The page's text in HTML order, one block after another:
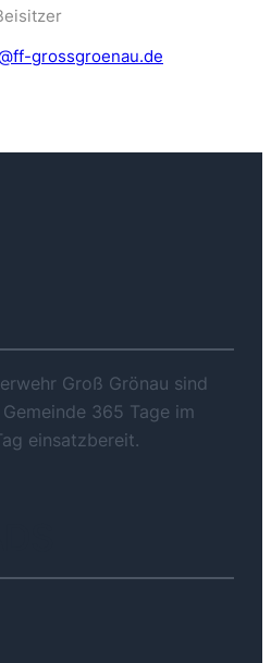
grossgroenau.de
Groß Grönau sind
365 Tage im
einsatzbereit.